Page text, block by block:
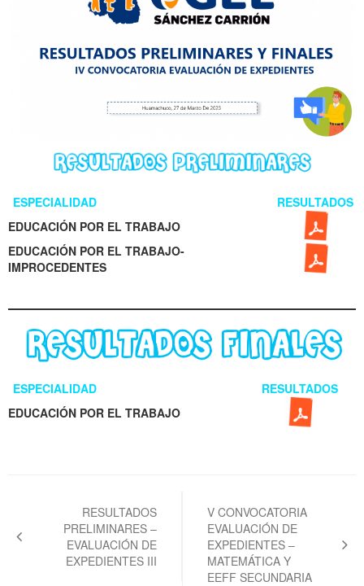
ESPECIALIDAD
RESULTADOS
EDUCACIÓN POR EL TRABAJO
EDUCACIÓN POR EL TRABAJO-
IMPROCEDENTES
ESPECIALIDAD
RESULTADOS
EDUCACIÓN POR EL TRABAJO
entradas
RESULTADOS
PRELIMINARES –
EVALUACIÓN DE
EXPEDIENTES III
V CONVOCATORIA
EVALUACIÓN DE
EXPEDIENTES –
MATEMÁTICA Y
EEFF SECUNDARIA